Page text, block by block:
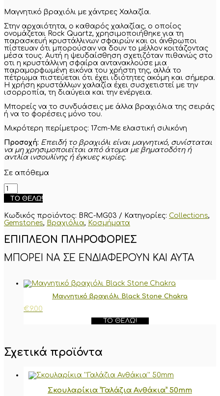
Μαγνητικό βραχιόλι με χάντρες Χαλαζία.
Στην αρχαιότητα, ο καθαρός χαλαζίας, ο οποίος
ονομάζεται Rock Quartz, χρησιμοποιήθηκε για τη
παρασκευή κρυστάλλινων σφαιρών και οι άνθρωποι
πίστευαν ότι μπορούσαν να δουν το μέλλον κοιτάζοντας
μέσα τους. Αυτή η ψευδαίσθηση σχετιζόταν πιθανώς στο
οτι η κρυστάλλινη σφαίρα αντανακλούσε μια
παραμορφωμένη εικόνα του χρήστη της, αλλά το
πέτρωμα πιστεύεται ότι έχει ιδιότητες ακόμη και σήμερα.
Η χρήση κρυστάλλων χαλαζία έχει συσχετιστεί με την
ισορροπία, τη διαύγεια και την ενέργεια.
Μπορείς να το συνδυάσεις με άλλα βραχιόλια της σειράς
ή να το φορέσεις μόνο του.
Μικρότερη περίμετρος: 17cm-Mε ελαστική σιλικόνη
Προσοχή: Επειδή το βραχιόλι είναι μαγνητικό, συνίσταται
να μη χρησιμοποιείται από άτομα με βηματοδότη ή
αντλία ινσουλίνης ή έγκυες κυρίες.
Σε απόθεμα
Μαγνητικό
βραχιόλι
Χαλαζία
Quartz)
ποσότητα
ΤΟ ΘΈΛΩ!
Κωδικός προϊόντος: BRC-MG03 Κατηγορίες: Collections,
Gemstones, Βραχιόλια, Κοσμήματα
ΕΠΙΠΛΈΟΝ ΠΛΗΡΟΦΟΡΊΕΣ
Μαγνητικό βραχιόλι Black Stone Chakra
€9.00
ΤΟ ΘΈΛΩ!
Σχετικά προϊόντα
Σκουλαρίκια ”Γαλάζια Ανθάκια” 50mm